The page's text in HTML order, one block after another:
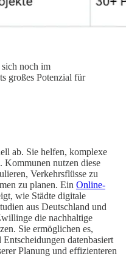
noch im
großes Potenzial für
ab. Sie helfen, komplexe
Kommunen nutzen diese
Verkehrsflüsse zu
zu planen. Ein Online-
wie Städte digitale
aus Deutschland und
die nachhaltige
Sie ermöglichen es,
datenbasiert
Planung und effizienteren